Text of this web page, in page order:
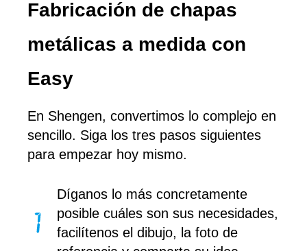
Fabricación de chapas
metálicas a medida con
Easy
En Shengen, convertimos lo complejo en
sencillo. Siga los tres pasos siguientes
para empezar hoy mismo.
Díganos lo más concretamente
posible cuáles son sus necesidades,
facilítenos el dibujo, la foto de